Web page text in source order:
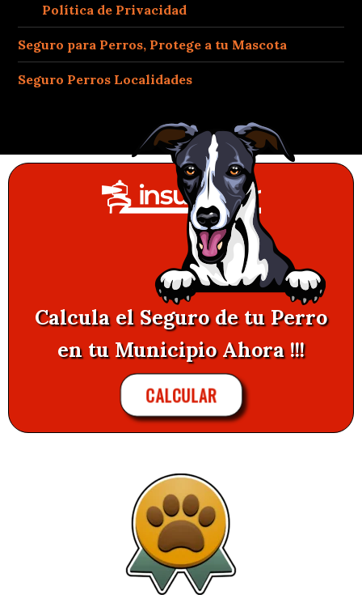
Política de Privacidad
Seguro para Perros, Protege a tu Mascota
Seguro Perros Localidades
Calcula el Seguro de tu Perro
en tu Municipio Ahora !!!
CALCULAR